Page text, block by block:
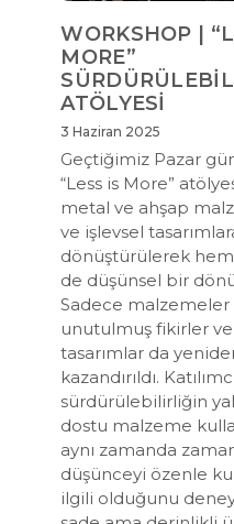
WORKSHOP |
MORE”
ATÖLYESİ
3 Haziran 2025
Geçtiğimiz Pazar
“Less is More”
metal ve ahşap
ve işlevsel
dönüştürülerek
de düşünsel bir
Sadece malzemeler
unutulmuş fikirler
tasarımlar da
kazandırıldı.
sürdürülebilirliğin
dostu malzeme
aynı zamanda
düşünceyi özenle
ilgili olduğunu